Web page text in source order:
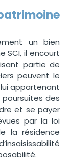
un bien
SCI, il encourt
partie de
peuvent le
appartenant
poursuites des
et se payer
par la loi
la résidence